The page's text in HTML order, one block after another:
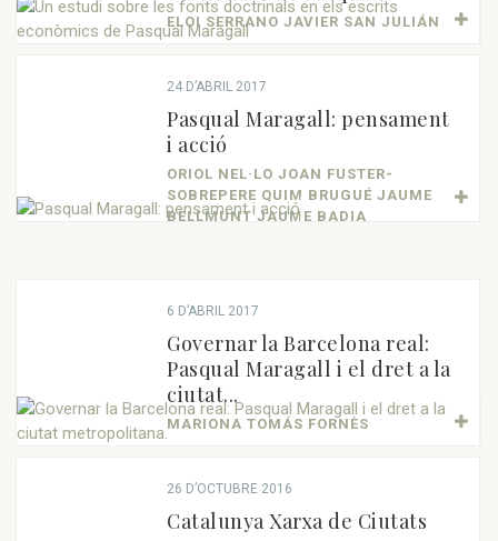
ELOI SERRANO JAVIER SAN JULIÁN
24 D’ABRIL 2017
Pasqual Maragall: pensament
i acció
ORIOL NEL·LO JOAN FUSTER-
SOBREPERE QUIM BRUGUÉ JAUME
BELLMUNT JAUME BADIA
6 D’ABRIL 2017
Governar la Barcelona real:
Pasqual Maragall i el dret a la
ciutat...
MARIONA TOMÁS FORNÈS
26 D’OCTUBRE 2016
Catalunya Xarxa de Ciutats